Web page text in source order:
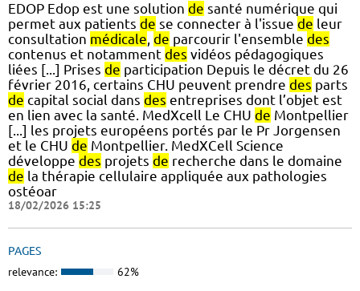
EDOP Edop est une solution de santé numérique qui
permet aux patients de se connecter à l'issue de leur
consultation médicale, de parcourir l'ensemble des
contenus et notamment des vidéos pédagogiques
liées [...] Prises de participation Depuis le décret du 26
février 2016, certains CHU peuvent prendre des parts
de capital social dans des entreprises dont l’objet est
en lien avec la santé. MedXcell Le CHU de Montpellier
[...] les projets européens portés par le Pr Jorgensen
et le CHU de Montpellier. MedXCell Science
développe des projets de recherche dans le domaine
de la thérapie cellulaire appliquée aux pathologies
ostéoar
18/02/2026 15:25
PAGES
relevance: 62%